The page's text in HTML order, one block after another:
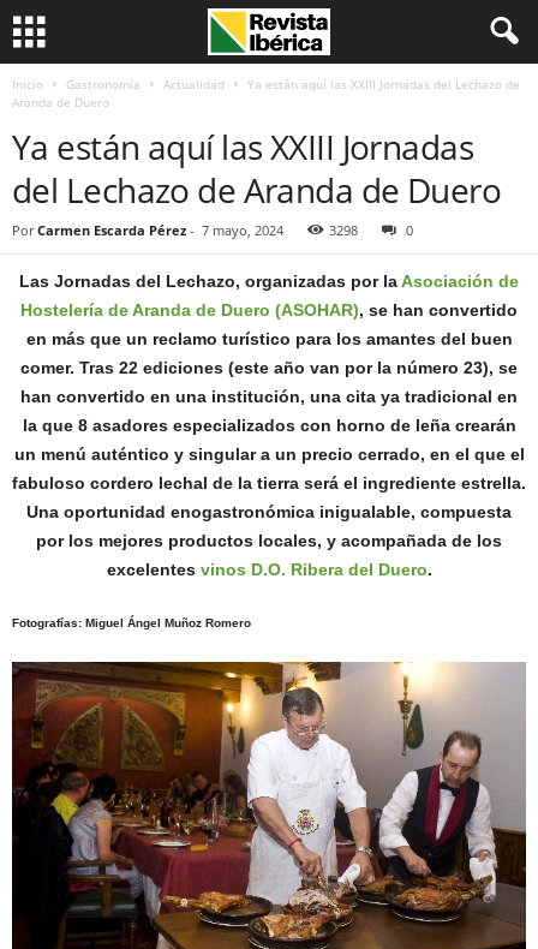
Inicio Gastronomía Actualidad
Ya están aquí las XXIII Jornadas del Lechazo de
Aranda de Duero
Ya están aquí las XXIII Jornadas
del Lechazo de Aranda de Duero
Por Carmen Escarda Pérez - 7 mayo, 2024 3298 0
Las Jornadas del Lechazo, organizadas por laAsociación de
Hostelería de Aranda de Duero (ASOHAR), se han convertido
en más que un reclamo turístico para los amantes del buen
comer. Tras 22 ediciones (este año van por la número 23), se
han convertido en una institución, una cita ya tradicional en
la que 8 asadores especializados con horno de leña crearán
un menú auténtico y singular a un precio cerrado, en el que el
fabuloso cordero lechal de la tierra será el ingrediente estrella.
Una oportunidad enogastronómica inigualable, compuesta
por los mejores productos locales, y acompañada de los
excelentes vinos D.O. Ribera del Duero.
Fotografías: Miguel Ángel Muñoz Romero